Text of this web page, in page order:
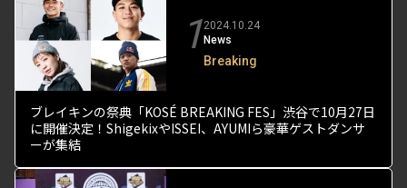
12024.10.24
News
Breaking
ブレイキンの祭典「KOSÉ BREAKING FES」渋谷で10月27日
に開催決定！ShigekixやISSEI、AYUMIら豪華ゲストダンサ
ーが集結